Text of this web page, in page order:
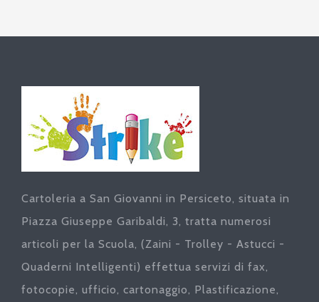
Cartoleria a San Giovanni in Persiceto, situata in
Piazza Giuseppe Garibaldi, 3, tratta numerosi
articoli per la Scuola, (Zaini - Trolley - Astucci -
Quaderni Intelligenti) effettua servizi di fax,
fotocopie, ufficio, cartonaggio, Plastificazione,